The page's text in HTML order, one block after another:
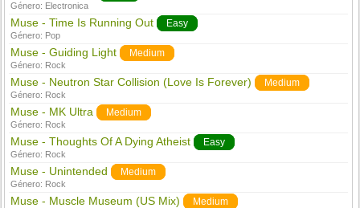
Género: Electronica
Muse - Time Is Running Out Easy
Género: Pop
Muse - Guiding Light Medium
Género: Rock
Muse - Neutron Star Collision (Love Is Forever) Medium
Género: Rock
Muse - MK Ultra Medium
Género: Rock
Muse - Thoughts Of A Dying Atheist Easy
Género: Rock
Muse - Unintended Medium
Género: Rock
Muse - Muscle Museum (US Mix) Medium